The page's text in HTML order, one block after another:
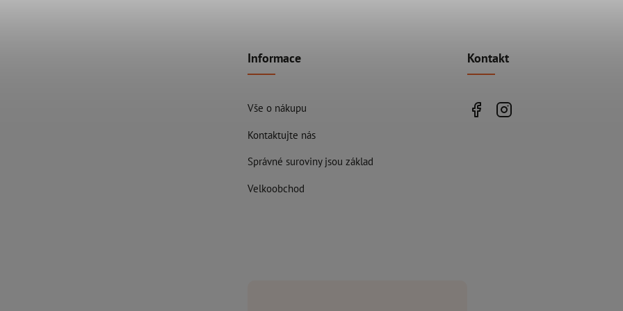
Informace
Vše o nákupu
Kontaktujte nás
Správné suroviny jsou základ
Velkoobchod
Kontakt